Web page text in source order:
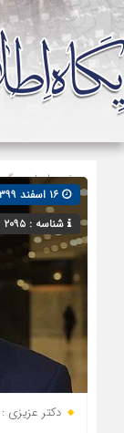
صفحه اصلی»
شناسه : ۲۰۹۵
دکتر عزیزی :